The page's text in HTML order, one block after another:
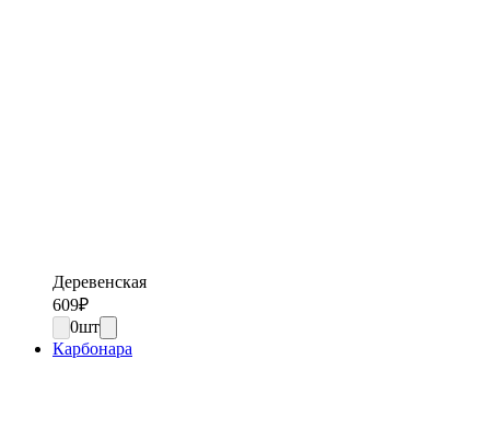
Деревенская
609₽
0шт
Карбонара